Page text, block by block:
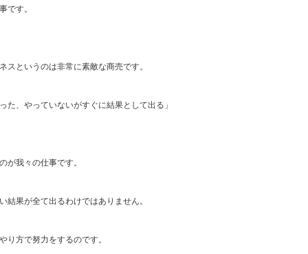
です。
スというのは非常に素敵な商売です。
た、やっていないがすぐに結果として出る」
が我々の仕事です。
結果が全て出るわけではありません。
り方で努力をするのです。